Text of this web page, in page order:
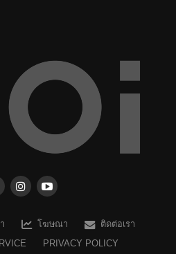
โฆษณา
ติดต่อเรา
PRIVACY POLICY